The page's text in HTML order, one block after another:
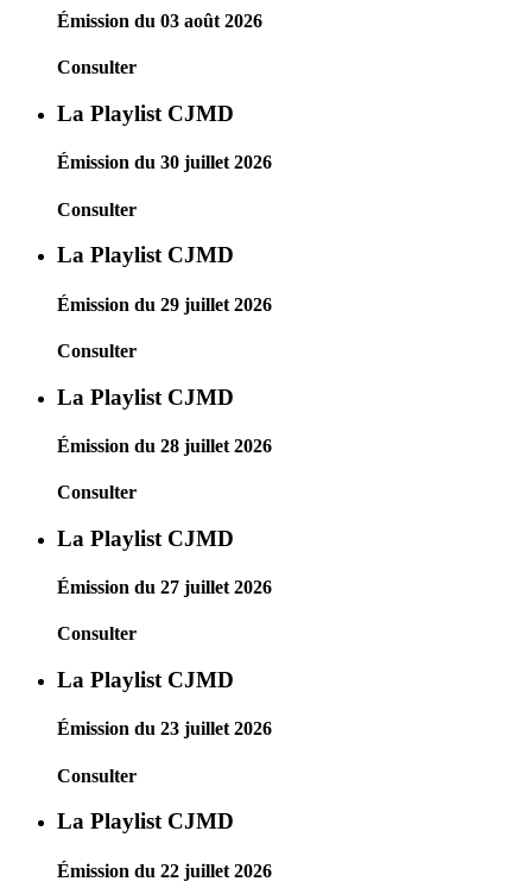
Émission du 03 août 2026
Consulter
La Playlist CJMD
Émission du 30 juillet 2026
Consulter
La Playlist CJMD
Émission du 29 juillet 2026
Consulter
La Playlist CJMD
Émission du 28 juillet 2026
Consulter
La Playlist CJMD
Émission du 27 juillet 2026
Consulter
La Playlist CJMD
Émission du 23 juillet 2026
Consulter
La Playlist CJMD
Émission du 22 juillet 2026